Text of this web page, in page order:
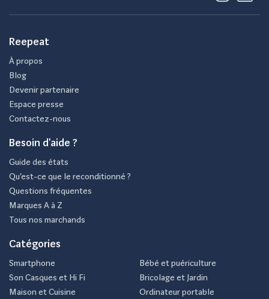
fonction de reconnaissance faciale, mais il dispose d'un
capteur d’empreinte digitale qui offre un déverrouillage
rapide et sécurisé.
Quelle est l'autonomie de la batterie
du Huawei P10 Lite 32Go ?
La batterie de 3000 mAh du Huawei P10 Lite peut
facilement durer une journée complète en utilisation
modérée, ce qui est tout à fait adéquat pour la majorité
des utilisateurs.
Le Huawei P10 Lite 32Go est-il
étanche ?
Non, le Huawei P10 Lite 32Go n’a pas de certification
Reepeat
À propos
Blog
Devenir partenaire
Espace presse
Contactez-nous
Besoin d'aide ?
Guide des états
Qu’est-ce que le reconditionné ?
Questions fréquentes
Marques A à Z
Tous nos marchands
Catégories
Smartphone
Son Casques et Hi Fi
Maison et Cuisine
Bébé et puériculture
Bricolage et Jardin
Ordinateur portable